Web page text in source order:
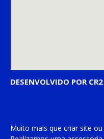
DESENVOLVIDO POR CR2
Muito mais que criar site ou